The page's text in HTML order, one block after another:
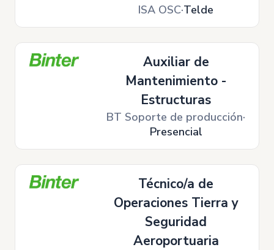
ISA OSC Telde
Auxiliar de
Mantenimiento -
Estructuras
BT Soporte de producción
Presencial
Técnico/a de
Operaciones Tierra y
Seguridad
Aeroportuaria